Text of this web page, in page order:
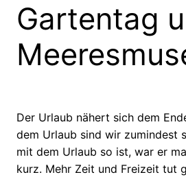
Gartentag
Der Urlaub nähert sich dem
dem Urlaub sind wir zumindest
mit dem Urlaub so ist, war er
kurz. Mehr Zeit und Freizeit tut